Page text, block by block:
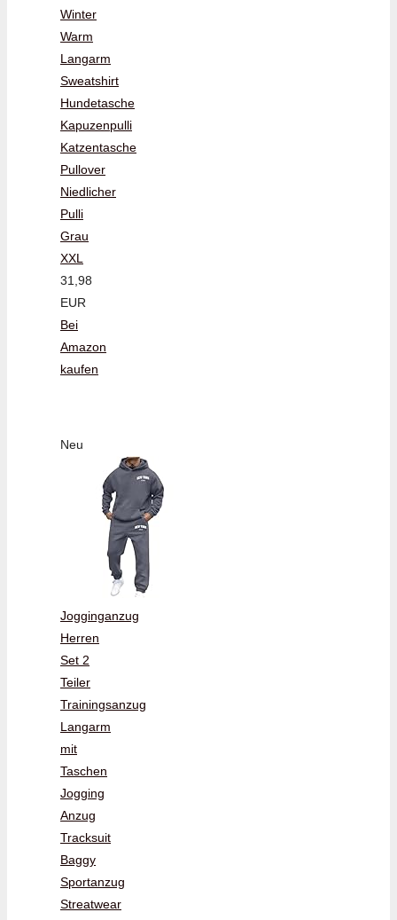
Winter
Warm
Langarm
Sweatshirt
Hundetasche
Kapuzenpulli
Katzentasche
Pullover
Niedlicher
Pulli
Grau
XXL
31,98
EUR
Bei
Amazon
kaufen
Neu
Jogginganzug
Herren
Set 2
Teiler
Trainingsanzug
Langarm
mit
Taschen
Jogging
Anzug
Tracksuit
Baggy
Sportanzug
Streatwear